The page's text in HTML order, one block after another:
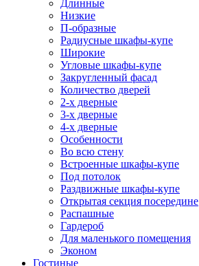
Длинные
Низкие
П-образные
Радиусные шкафы-купе
Широкие
Угловые шкафы-купе
Закругленный фасад
Количество дверей
2-х дверные
3-х дверные
4-х дверные
Особенности
Во всю стену
Встроенные шкафы-купе
Под потолок
Раздвижные шкафы-купе
Открытая секция посередине
Распашные
Гардероб
Для маленького помещения
Эконом
Гостиные